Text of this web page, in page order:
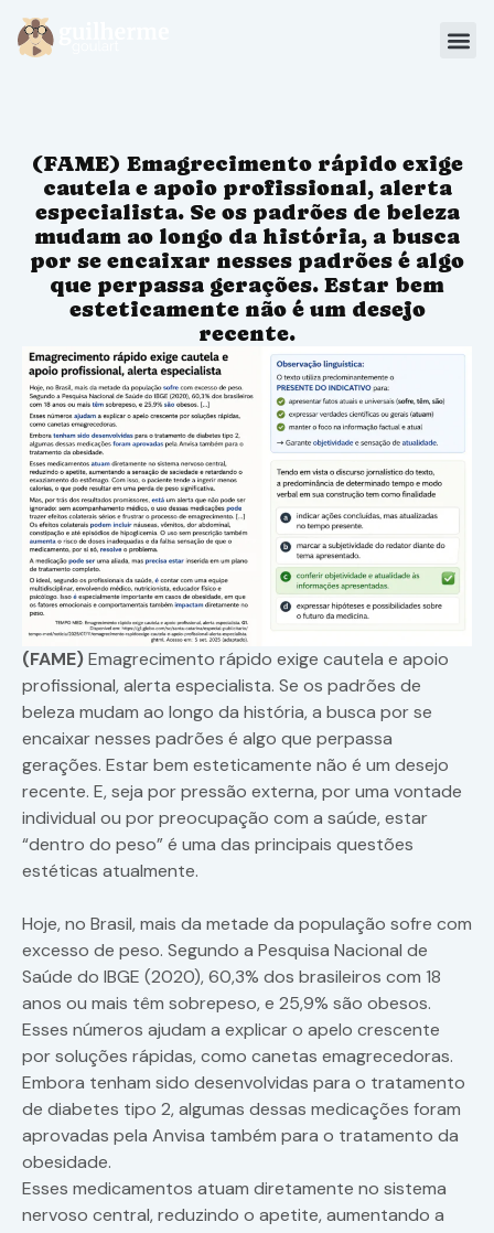
Sou Aluno
(FAME) Emagrecimento rápido exige
cautela e apoio profissional, alerta
especialista. Se os padrões de beleza
mudam ao longo da história, a busca
por se encaixar nesses padrões é algo
que perpassa gerações. Estar bem
esteticamente não é um desejo
recente.
(FAME)Emagrecimento rápido exige cautela e apoio
profissional, alerta especialista. Se os padrões de
beleza mudam ao longo da história, a busca por se
encaixar nesses padrões é algo que perpassa
gerações. Estar bem esteticamente não é um desejo
recente. E, seja por pressão externa, por uma vontade
individual ou por preocupação com a saúde, estar
“dentro do peso” é uma das principais questões
estéticas atualmente.
Hoje, no Brasil, mais da metade da população sofre com
excesso de peso. Segundo a Pesquisa Nacional de
Saúde do IBGE (2020), 60,3% dos brasileiros com 18
anos ou mais têm sobrepeso, e 25,9% são obesos.
Esses números ajudam a explicar o apelo crescente
por soluções rápidas, como canetas emagrecedoras.
Embora tenham sido desenvolvidas para o tratamento
de diabetes tipo 2, algumas dessas medicações foram
aprovadas pela Anvisa também para o tratamento da
obesidade.
Esses medicamentos atuam diretamente no sistema
nervoso central, reduzindo o apetite, aumentando a